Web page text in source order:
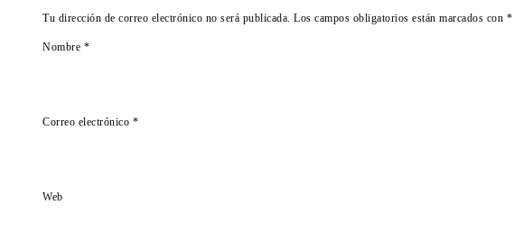
Tu dirección de correo electrónico no será publicada. Los campos obligatorios están marcados con *
Nombre *
Correo electrónico *
Web